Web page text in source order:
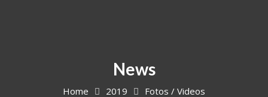
News
Home 2019 Fotos / Videos